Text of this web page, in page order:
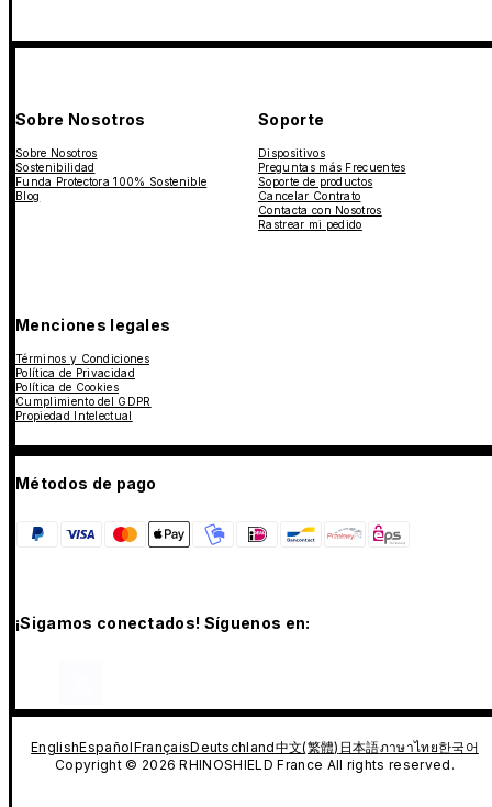
Sobre Nosotros
Sobre Nosotros
Sostenibilidad
Funda Protectora 100% Sostenible
Blog
Soporte
Dispositivos
Preguntas más Frecuentes
Soporte de productos
Cancelar Contrato
Contacta con Nosotros
Rastrear mi pedido
Menciones legales
Términos y Condiciones
Política de Privacidad
Política de Cookies
Cumplimiento del GDPR
Propiedad Intelectual
Métodos de pago
¡Sigamos conectados! Síguenos en:
EnglishEspañolFrançaisDeutschland中文(繁體) 日本語ภาษาไทย한국어
Copyright © 2026 RHINOSHIELD France All rights reserved.